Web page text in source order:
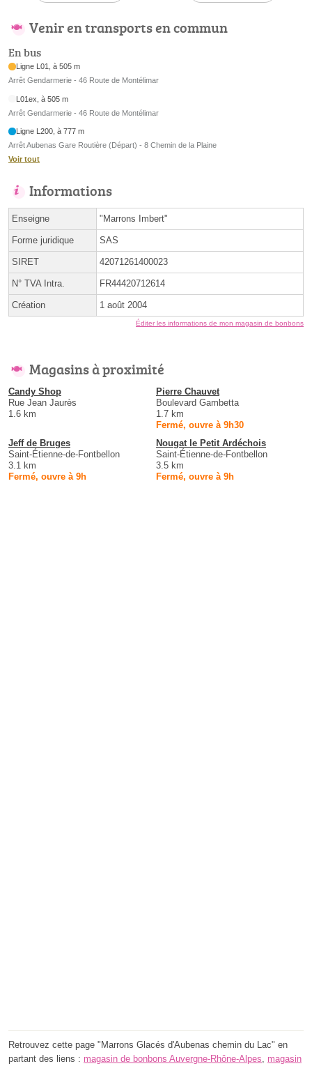
Venir en transports en commun
En bus
Ligne L01, à 505 m
Arrêt Gendarmerie - 46 Route de Montélimar
L01ex, à 505 m
Arrêt Gendarmerie - 46 Route de Montélimar
Ligne L200, à 777 m
Arrêt Aubenas Gare Routière (Départ) - 8 Chemin de la Plaine
Voir tout
Informations
Enseigne "Marrons Imbert"
Forme juridique SAS
SIRET 42071261400023
N° TVA Intra. FR44420712614
Création 1 août 2004
Éditer les informations de mon magasin de bonbons
Magasins à proximité
Candy Shop
Rue Jean Jaurès
1.6 km
Pierre Chauvet
Boulevard Gambetta
1.7 km
Fermé, ouvre à 9h30
Jeff de Bruges
Saint-Étienne-de-Fontbellon
3.1 km
Fermé, ouvre à 9h
Nougat le Petit Ardéchois
Saint-Étienne-de-Fontbellon
3.5 km
Fermé, ouvre à 9h
Retrouvez cette page "Marrons Glacés d'Aubenas chemin du Lac" en
partant des liens : magasin de bonbons Auvergne-Rhône-Alpes, magasin